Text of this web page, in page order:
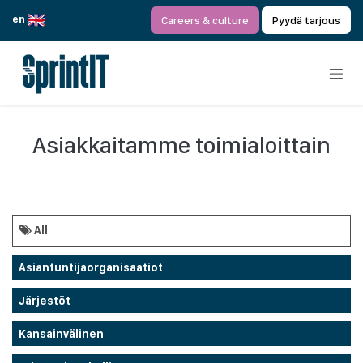
en
Careers & culture Pyydä tarjous
Asiakkaitamme toimialoittain
All
Asiantuntijaorganisaatiot
Järjestöt
Kansainvälinen